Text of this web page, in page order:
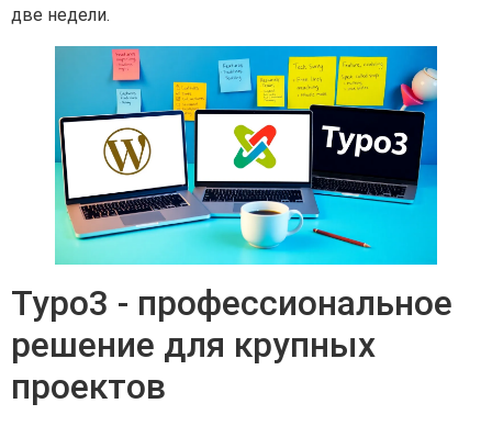
две недели.
Typo3 - профессиональное
решение для крупных
проектов